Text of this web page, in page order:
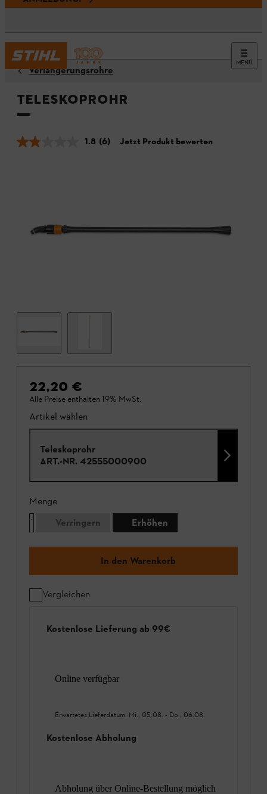
MENÜ
Verlängerungsrohre
Teleskoprohr
1.8 (6) Jetzt Produkt bewerten
22,20 €
Alle Preise enthalten 19% MwSt.
Artikel wählen
Teleskoprohr
ART.-NR. 42555000900
Menge
Verringern
Erhöhen
In den Warenkorb
Vergleichen
Kostenlose Lieferung ab 99€
Online verfügbar
Erwartetes Lieferdatum: Mi., 05.08. - Do., 06.08.
Kostenlose Abholung
Abholung über Online-Bestellung möglich